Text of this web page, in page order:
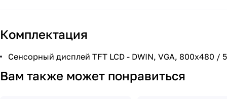
Комплектация
Сенсорный дисплей TFT LCD - DWIN, VGA, 800x480 /
Вам также может понравиться